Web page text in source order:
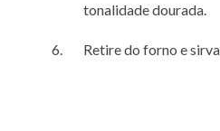
tonalidade dourada.
Retire do forno e